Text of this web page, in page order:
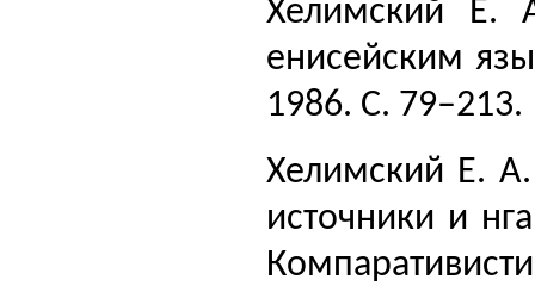
Хелимский Е.
енисейским
1986. С. 79–213.
Хелимский Е.
источники и